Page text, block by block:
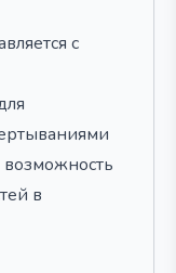
с
возможность
в